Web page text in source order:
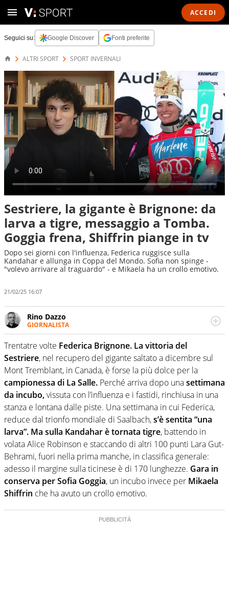
ACCEDI
Seguici su: Google Discover Fonti preferite
ALTRI SPORT SPORT INVERNALI
Sestriere, la gigante è Brignone: da
larva a tigre, messaggio a Tomba.
Goggia frena, Shiffrin piange in tv
Dopo sei giorni con l'influenza, Federica ruggisce sulla
Kandahar e allunga in Coppa del Mondo. Sofia non spinge -
"volevo arrivare al traguardo" - e Mikaela ha un crollo emotivo.
21/02/25 16:07
Rino Dazzo
GIORNALISTA
Se mai ci fosse modo di traslare il glossario del calcio in
una nicchia di esperti, lui ne farebbe parte. Non si perde
una svista arbitrale né gli umori social del mondo delle
curve
Trentatre volte Federica Brignone. La vittoria del
Sestriere, nel recupero del gigante saltato a dicembre sul
Mont Tremblant, in Canada, è forse la più dolce per la
campionessa di La Salle. Perché arriva dopo unasettimana
da incubo,vissuta con l’influenza e i fastidi, rinchiusa in una
stanza e lontana dalle piste. Una settimana in cui Federica,
reduce dal trionfo mondiale di Saalbach,s’è sentita “una
larva”. Ma sulla Kandahar è tornata tigre, battendo in
volata Alice Robinson e staccando di altri 100 punti Lara Gut-
Behrami, fuori nella prima manche, in classifica generale:
adesso il margine sulla ticinese è di 170 lunghezze. Gara in
conserva per Sofia Goggia, un incubo invece per Mikaela
Shiffrin che ha avuto un crollo emotivo.